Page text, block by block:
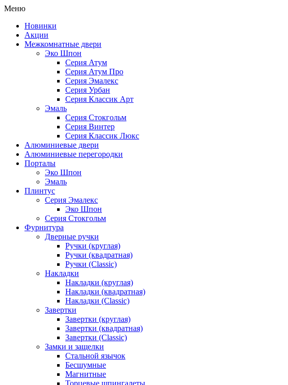
Меню
Новинки
Акции
Межкомнатные двери
Эко Шпон
Серия Атум
Серия Атум Про
Серия Эмалекс
Серия Урбан
Серия Классик Арт
Эмаль
Серия Стокгольм
Серия Винтер
Серия Классик Люкс
Алюминиевые двери
Алюминиевые перегородки
Порталы
Эко Шпон
Эмаль
Плинтус
Серия Эмалекс
Эко Шпон
Серия Стокгольм
Фурнитура
Дверные ручки
Ручки (круглая)
Ручки (квадратная)
Ручки (Classic)
Накладки
Накладки (круглая)
Накладки (квадратная)
Накладки (Classic)
Завертки
Завертки (круглая)
Завертки (квадратная)
Завертки (Classic)
Замки и защелки
Стальной язычок
Бесшумные
Магнитные
Торцевые шпингалеты